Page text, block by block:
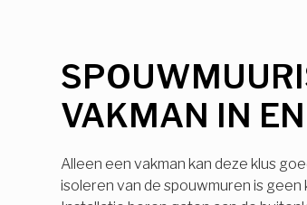
VAKMAN IN
Alleen een vakman kan deze klus
isoleren van de spouwmuren is geen